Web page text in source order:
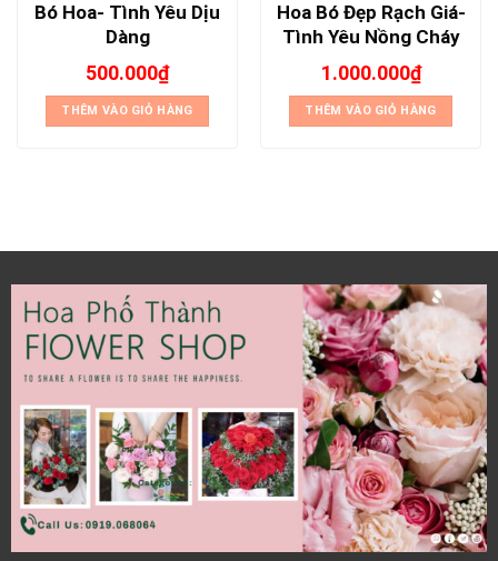
Bó Hoa- Tình Yêu Dịu
Dàng
500.000₫
THÊM VÀO GIỎ HÀNG
Hoa Bó Đẹp Rạch Giá-
Tình Yêu Nồng Cháy
1.000.000₫
THÊM VÀO GIỎ HÀNG